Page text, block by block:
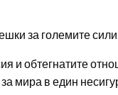
за големите
и обтегнатите
мира в един